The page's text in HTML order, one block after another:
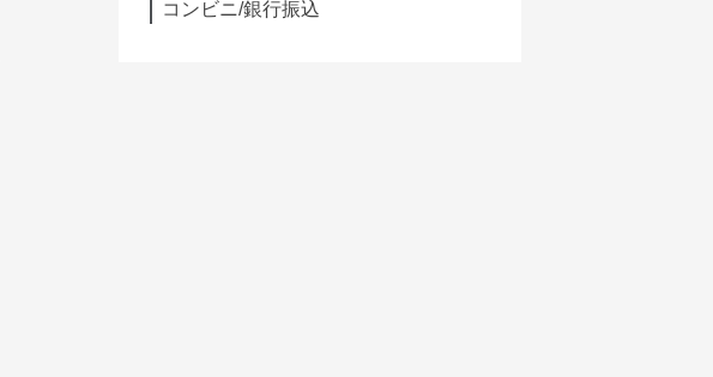
コンビニ/銀行振込